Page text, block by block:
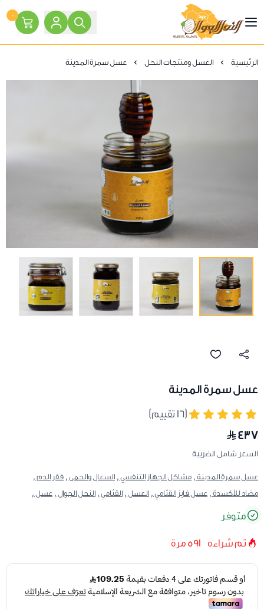
النحل الجوال
٠
الرئيسية العسل ومنتجات النحل عسل سمرة المدينة
عسل سمرة المدينة
(١٦ تقييم)
٤٣٧
السعر شامل الضريبة
عسل سمرة المدينة , مشاكل الجهاز التنفسي , السعال والحمى , فقر الدم ,
مضاد للأكسدة , عسل فايز القثامي , العسل , القثامي , النحل الجوال , عسل ,
متوفر
تم شراءه 591 مرة